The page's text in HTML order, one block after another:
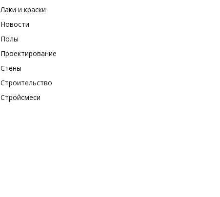
Лаки и краски
Новости
Полы
Проектирование
Стены
Строительство
Стройсмеси